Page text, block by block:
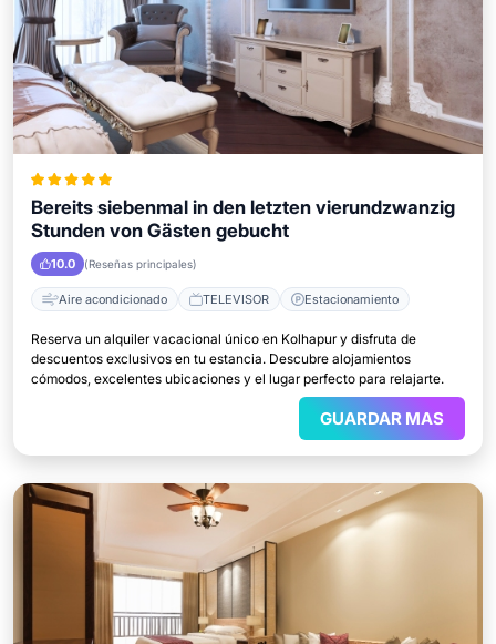
Bereits siebenmal in den letzten vierundzwanzig
Stunden von Gästen gebucht
10.0 (Reseñas principales)
Aire acondicionado TELEVISOR Estacionamiento
Reserva un alquiler vacacional único en Kolhapur y disfruta de
descuentos exclusivos en tu estancia. Descubre alojamientos
cómodos, excelentes ubicaciones y el lugar perfecto para relajarte.
GUARDAR MAS